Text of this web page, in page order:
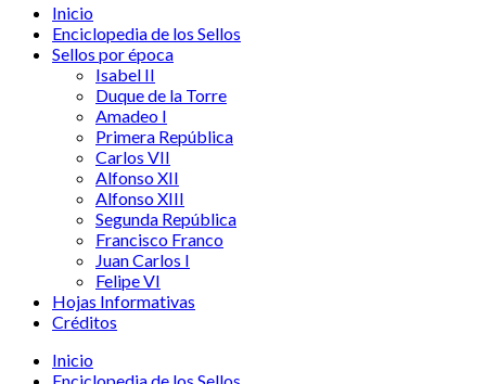
Inicio
Enciclopedia de los Sellos
Sellos por época
Isabel II
Duque de la Torre
Amadeo I
Primera República
Carlos VII
Alfonso XII
Alfonso XIII
Segunda República
Francisco Franco
Juan Carlos I
Felipe VI
Hojas Informativas
Créditos
Inicio